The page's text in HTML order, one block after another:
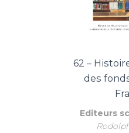
62 –
des
Editeurs